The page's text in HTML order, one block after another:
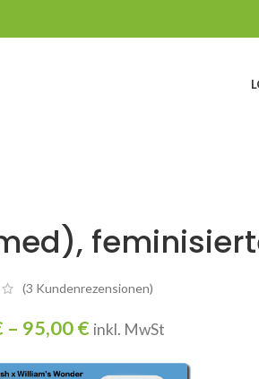
(3 Kundenrezensionen)
– 95,00€ inkl. MwSt